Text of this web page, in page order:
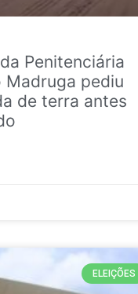
Penitenciária
Madruga pediu
de terra antes
ELEIÇÕES